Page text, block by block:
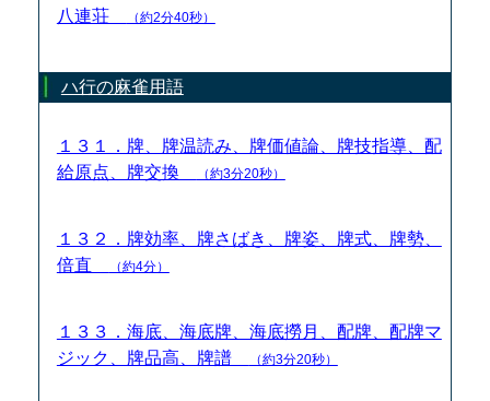
八連荘
（約2分40秒）
ハ行の麻雀用語
１３１．牌、牌温読み、牌価値論、牌技指導、配
給原点、牌交換
（約3分20秒）
１３２．牌効率、牌さばき、牌姿、牌式、牌勢、
倍直
（約4分）
１３３．海底、海底牌、海底撈月、配牌、配牌マ
ジック、牌品高、牌譜
（約3分20秒）